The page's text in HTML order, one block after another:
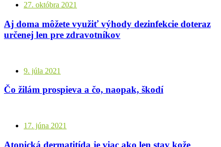
27. októbra 2021
Aj doma môžete využiť výhody dezinfekcie doteraz
určenej len pre zdravotníkov
9. júla 2021
Čo žilám prospieva a čo, naopak, škodí
17. júna 2021
Atopická dermatitída je viac ako len stav kože